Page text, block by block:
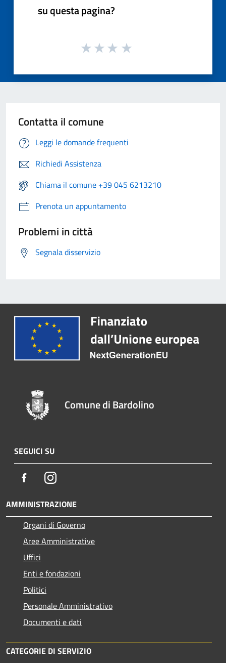
su questa pagina?
Contatta il comune
Leggi le domande frequenti
Richiedi Assistenza
Chiama il comune +39 045 6213210
Prenota un appuntamento
Problemi in città
Segnala disservizio
Comune di Bardolino
SEGUICI SU
FacebookInstagram
AMMINISTRAZIONE
Organi di Governo
Aree Amministrative
Uffici
Enti e fondazioni
Politici
Personale Amministrativo
Documenti e dati
CATEGORIE DI SERVIZIO